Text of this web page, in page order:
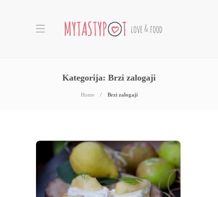
Kategorija: Brzi zalogaji
Home Brzi zalogaji